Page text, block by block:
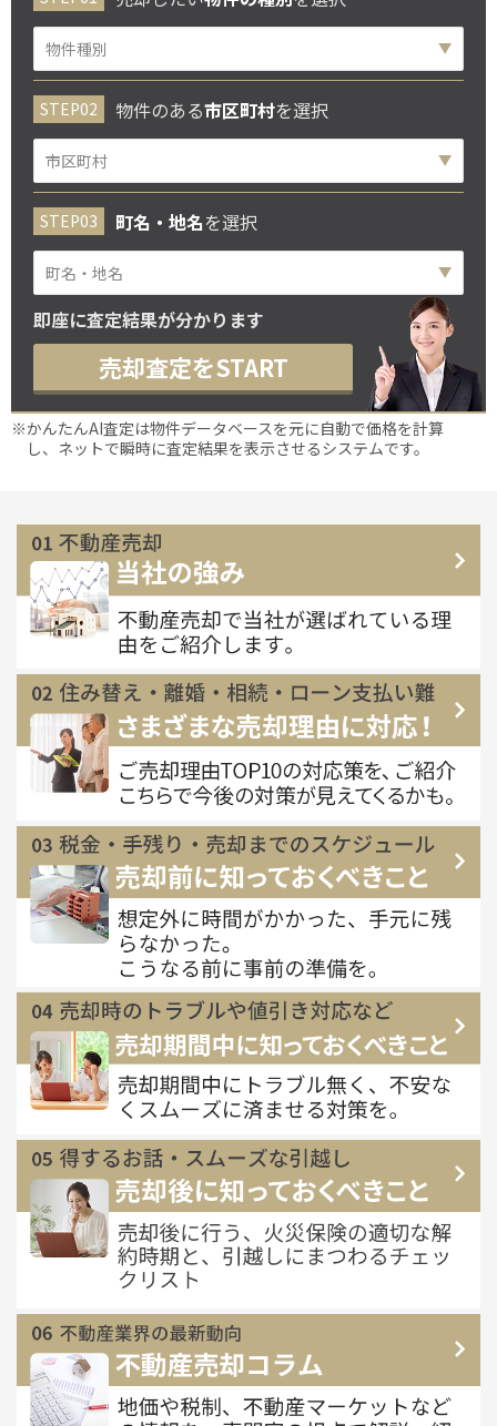
物件のある市区町村を選択
町名・地名を選択
即座に査定結果が分かります
売却査定をSTART
※かんたんAI査定は物件データベースを元に自動で価格を計算
し、ネットで瞬時に査定結果を表示させるシステムです。